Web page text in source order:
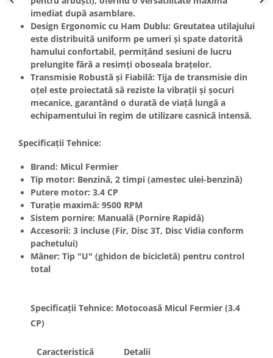
Unelte Gradinarit
Ventilatoare & Sisteme Racire
Aparate de aer conditionat
Ventilatoare
Zootehnie
Foarfeci tuns oi
Incubatoare oua
imediat după asamblare.
Design Ergonomic cu Ham Dublu: Greutatea utilajului
este distribuită uniform pe umeri și spate datorită
hamului confortabil, permițând sesiuni de lucru
prelungite fără a resimți oboseala brațelor.
Transmisie Robustă și Fiabilă: Tija de transmisie din
oțel este proiectată să reziste la vibrații și șocuri
mecanice, garantând o durată de viață lungă a
echipamentului în regim de utilizare casnică intensă.
Specificații Tehnice:
Brand: Micul Fermier
Tip motor: Benzină, 2 timpi (amestec ulei-benzină)
Putere motor: 3.4 CP
Turație maximă: 9500 RPM
Sistem pornire: Manuală (Pornire Rapidă)
Accesorii: 3 incluse (Fir, Disc 3T, Disc Vidia conform
pachetului)
Mâner: Tip "U" (ghidon de bicicletă) pentru control
total
Specificații Tehnice: Motocoasă Micul Fermier (3.4
CP)
Caracteristică
Detalii